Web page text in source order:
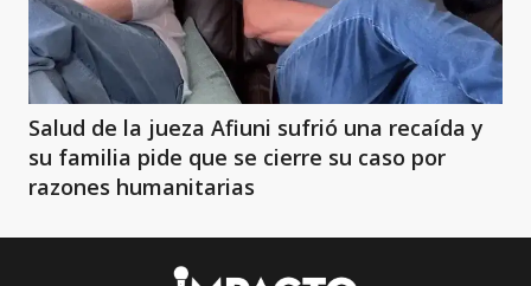
Salud de la jueza Afiuni sufrió una recaída y
su familia pide que se cierre su caso por
razones humanitarias